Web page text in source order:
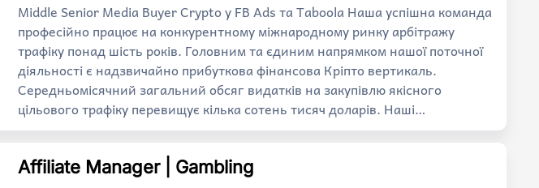
Middle Senior Media Buyer Crypto у FB Ads та Taboola Наша успішна команда
професійно працює на конкурентному міжнародному ринку арбітражу
трафіку понад шість років. Головним та єдиним напрямком нашої поточної
діяльності є надзвичайно прибуткова фінансова Кріпто вертикаль.
Середньомісячний загальний обсяг видатків на закупівлю якісного
цільового трафіку перевищує кілька сотень тисяч доларів. Наші…
Affiliate Manager | Gambling